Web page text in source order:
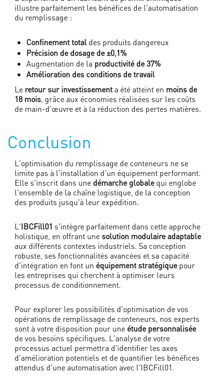
illustre parfaitement les bénéfices de l'automatisation
du remplissage :
Confinement total des produits dangereux
Précision de dosage de ±0,1%
Augmentation de la productivité de 37%
Amélioration des conditions de travail
Le retour sur investissementa été atteint en moins de
18 mois, grâce aux économies réalisées sur les coûts
de main-d'œuvre et à la réduction des pertes matières.
Conclusion
L'optimisation du remplissage de conteneurs ne se
limite pas à l'installation d'un équipement performant.
Elle s'inscrit dans une démarche globalequi englobe
l'ensemble de la chaîne logistique, de la conception
des produits jusqu'à leur expédition.
L'IBCFill01 s'intègre parfaitement dans cette approche
holistique, en offrant unesolution modulaire adaptable
aux différents contextes industriels. Sa conception
robuste, ses fonctionnalités avancées et sa capacité
d'intégration en font un équipement stratégiquepour
les entreprises qui cherchent à optimiser leurs
processus de conditionnement.
Pour explorer les possibilités d'optimisation de vos
opérations de remplissage de conteneurs, nos experts
sont à votre disposition pour une étude personnalisée
de vos besoins spécifiques. L'analyse de votre
processus actuel permettra d'identifier les axes
d'amélioration potentiels et de quantifier les bénéfices
attendus d'une automatisation avec l'IBCFill01.